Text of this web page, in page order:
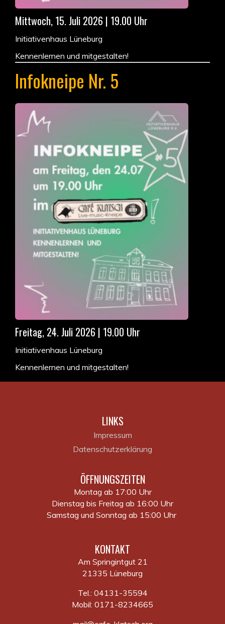
Mittwoch, 15. Juli 2026 | 19.00 Uhr
Initiativenhaus Lüneburg
Kennenlernen und mitgestalten!
Infokneipe Nr. 5
Freitag, 24. Juli 2026 | 19.00 Uhr
Initiativenhaus Lüneburg
Kennenlernen und mitgestalten!
LINKS
Impressum
Datenschutzerklärung
ÖFFNUNGSZEITEN
Montag ab 17:00 Uhr
Dienstag bis Freitag ab 16:00 Uhr
Samstag und Sonntag ab 15:00 Uhr
KONTAKT
Am Springintgut 21
21335 Lüneburg
Tel.: 04131-35594
Mobil: 0171-8234665